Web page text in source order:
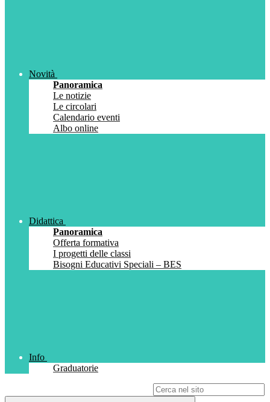
Novità
Panoramica
Le notizie
Le circolari
Calendario eventi
Albo online
Didattica
Panoramica
Offerta formativa
I progetti delle classi
Bisogni Educativi Speciali – BES
Info
Graduatorie